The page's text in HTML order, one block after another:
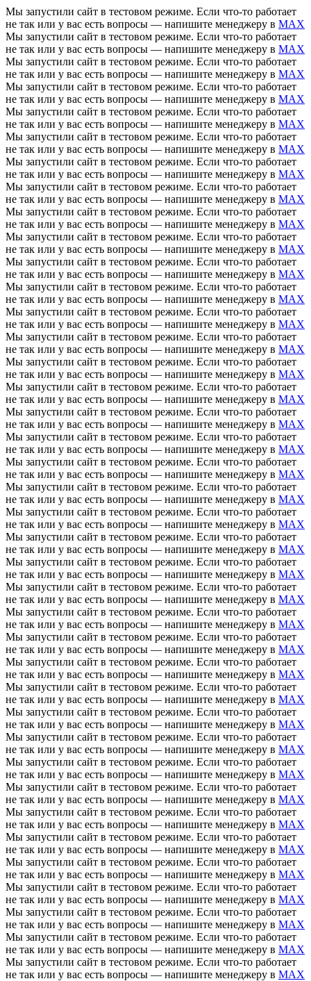
Мы запустили сайт в тестовом режиме. Если что-то работает
не так или у вас есть вопросы — напишите менеджеру в MAX
Мы запустили сайт в тестовом режиме. Если что-то работает
не так или у вас есть вопросы — напишите менеджеру в MAX
Мы запустили сайт в тестовом режиме. Если что-то работает
не так или у вас есть вопросы — напишите менеджеру в MAX
Мы запустили сайт в тестовом режиме. Если что-то работает
не так или у вас есть вопросы — напишите менеджеру в MAX
Мы запустили сайт в тестовом режиме. Если что-то работает
не так или у вас есть вопросы — напишите менеджеру в MAX
Мы запустили сайт в тестовом режиме. Если что-то работает
не так или у вас есть вопросы — напишите менеджеру в MAX
Мы запустили сайт в тестовом режиме. Если что-то работает
не так или у вас есть вопросы — напишите менеджеру в MAX
Мы запустили сайт в тестовом режиме. Если что-то работает
не так или у вас есть вопросы — напишите менеджеру в MAX
Мы запустили сайт в тестовом режиме. Если что-то работает
не так или у вас есть вопросы — напишите менеджеру в MAX
Мы запустили сайт в тестовом режиме. Если что-то работает
не так или у вас есть вопросы — напишите менеджеру в MAX
Мы запустили сайт в тестовом режиме. Если что-то работает
не так или у вас есть вопросы — напишите менеджеру в MAX
Мы запустили сайт в тестовом режиме. Если что-то работает
не так или у вас есть вопросы — напишите менеджеру в MAX
Мы запустили сайт в тестовом режиме. Если что-то работает
не так или у вас есть вопросы — напишите менеджеру в MAX
Мы запустили сайт в тестовом режиме. Если что-то работает
не так или у вас есть вопросы — напишите менеджеру в MAX
Мы запустили сайт в тестовом режиме. Если что-то работает
не так или у вас есть вопросы — напишите менеджеру в MAX
Мы запустили сайт в тестовом режиме. Если что-то работает
не так или у вас есть вопросы — напишите менеджеру в MAX
Мы запустили сайт в тестовом режиме. Если что-то работает
не так или у вас есть вопросы — напишите менеджеру в MAX
Мы запустили сайт в тестовом режиме. Если что-то работает
не так или у вас есть вопросы — напишите менеджеру в MAX
Мы запустили сайт в тестовом режиме. Если что-то работает
не так или у вас есть вопросы — напишите менеджеру в MAX
Мы запустили сайт в тестовом режиме. Если что-то работает
не так или у вас есть вопросы — напишите менеджеру в MAX
Мы запустили сайт в тестовом режиме. Если что-то работает
не так или у вас есть вопросы — напишите менеджеру в MAX
Мы запустили сайт в тестовом режиме. Если что-то работает
не так или у вас есть вопросы — напишите менеджеру в MAX
Мы запустили сайт в тестовом режиме. Если что-то работает
не так или у вас есть вопросы — напишите менеджеру в MAX
Мы запустили сайт в тестовом режиме. Если что-то работает
не так или у вас есть вопросы — напишите менеджеру в MAX
Мы запустили сайт в тестовом режиме. Если что-то работает
не так или у вас есть вопросы — напишите менеджеру в MAX
Мы запустили сайт в тестовом режиме. Если что-то работает
не так или у вас есть вопросы — напишите менеджеру в MAX
Мы запустили сайт в тестовом режиме. Если что-то работает
не так или у вас есть вопросы — напишите менеджеру в MAX
Мы запустили сайт в тестовом режиме. Если что-то работает
не так или у вас есть вопросы — напишите менеджеру в MAX
Мы запустили сайт в тестовом режиме. Если что-то работает
не так или у вас есть вопросы — напишите менеджеру в MAX
Мы запустили сайт в тестовом режиме. Если что-то работает
не так или у вас есть вопросы — напишите менеджеру в MAX
Мы запустили сайт в тестовом режиме. Если что-то работает
не так или у вас есть вопросы — напишите менеджеру в MAX
Мы запустили сайт в тестовом режиме. Если что-то работает
не так или у вас есть вопросы — напишите менеджеру в MAX
Мы запустили сайт в тестовом режиме. Если что-то работает
не так или у вас есть вопросы — напишите менеджеру в MAX
Мы запустили сайт в тестовом режиме. Если что-то работает
не так или у вас есть вопросы — напишите менеджеру в MAX
Мы запустили сайт в тестовом режиме. Если что-то работает
не так или у вас есть вопросы — напишите менеджеру в MAX
Мы запустили сайт в тестовом режиме. Если что-то работает
не так или у вас есть вопросы — напишите менеджеру в MAX
Мы запустили сайт в тестовом режиме. Если что-то работает
не так или у вас есть вопросы — напишите менеджеру в MAX
Мы запустили сайт в тестовом режиме. Если что-то работает
не так или у вас есть вопросы — напишите менеджеру в MAX
Мы запустили сайт в тестовом режиме. Если что-то работает
не так или у вас есть вопросы — напишите менеджеру в MAX